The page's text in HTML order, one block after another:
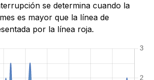
se determina cuando la
es mayor que la línea de
por la línea roja.